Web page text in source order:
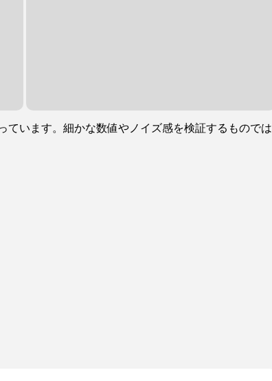
います。細かな数値やノイズ感を検証するものでは